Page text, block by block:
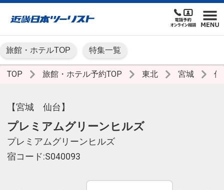
旅館・ホテルTOP 特集一覧
TOP 旅館・ホテル予約TOP 東北 宮城
【宮城 仙台】
プレミアムグリーンヒルズ
プレミアムグリーンヒルズ
宿コード:S040093